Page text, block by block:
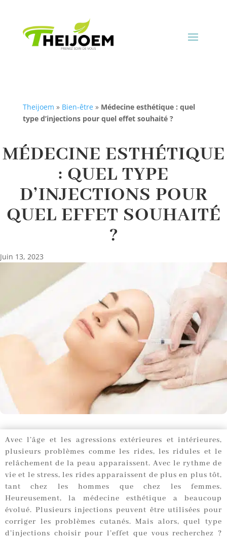
Theijoem » Bien-être» Médecine esthétique : quel
type d’injections pour quel effet souhaité ?
MÉDECINE ESTHÉTIQUE
: QUEL TYPE
D’INJECTIONS POUR
QUEL EFFET SOUHAITÉ
?
Juin 13, 2023
Avec l’âge et les agressions extérieures et intérieures,
plusieurs problèmes comme les rides, les ridules et le
relâchement de la peau apparaissent. Avec le rythme de
vie et le stress, les rides apparaissent de plus en plus tôt,
tant chez les hommes que chez les femmes.
Heureusement, la médecine esthétique a beaucoup
évolué. Plusieurs injections peuvent être utilisées pour
corriger les problèmes cutanés. Mais alors, quel type
d’injections choisir pour l’effet que vous recherchez ?